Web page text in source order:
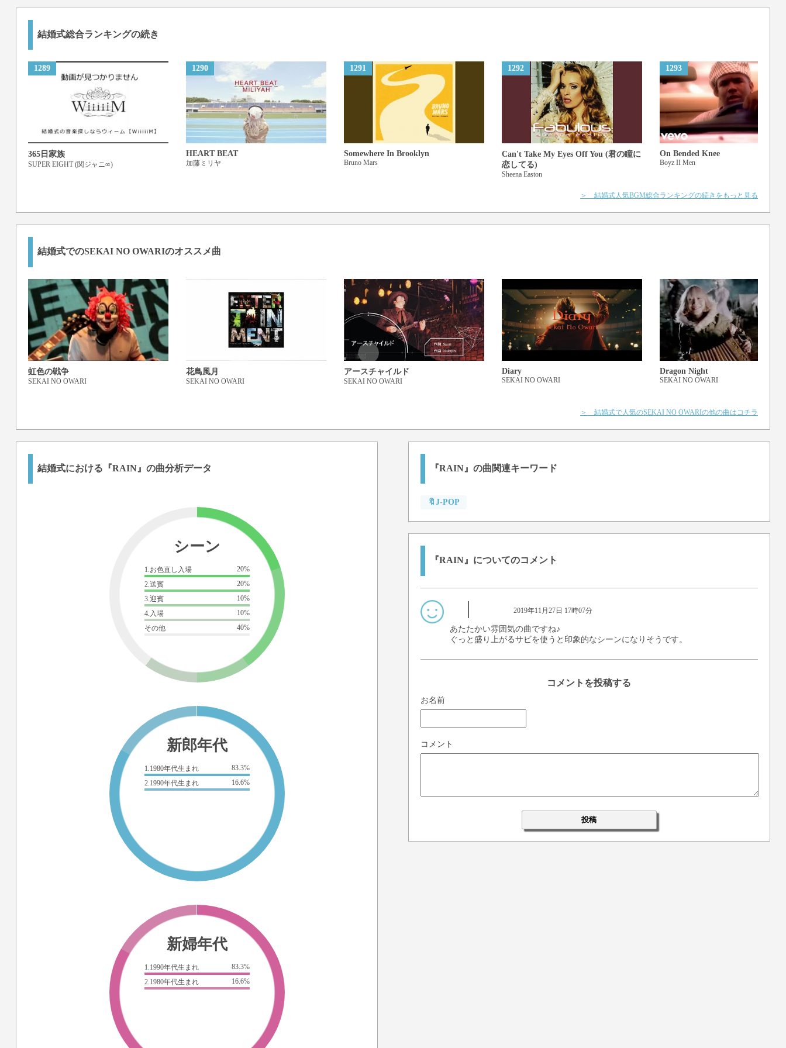
きっともう大丈夫
結婚式総合ランキングの続き
1289
365日家族
SUPER EIGHT (関ジャニ∞)
1290
HEART BEAT
加藤ミリヤ
1291
Somewhere In Brooklyn
Bruno Mars
1292
Can't Take My Eyes Off You (君の瞳に
恋してる)
Sheena Easton
1293
On Bended Knee
Boyz II Men
＞ 結婚式人気BGM総合ランキングの続きをもっと見る
結婚式でのSEKAI NO OWARIのオススメ曲
虹色の戦争
SEKAI NO OWARI
花鳥風月
SEKAI NO OWARI
アースチャイルド
SEKAI NO OWARI
Diary
SEKAI NO OWARI
Dragon Night
SEKAI NO OWARI
＞ 結婚式で人気のSEKAI NO OWARIの他の曲はコチラ
結婚式における『RAIN』の曲分析データ
シーン
1.お色直し入場
20%
2.送賓
20%
3.迎賓
10%
4.入場
10%
その他
40%
新郎年代
1.1980年代生まれ
83.3%
2.1990年代生まれ
16.6%
新婦年代
1.1990年代生まれ
83.3%
2.1980年代生まれ
16.6%
『RAIN』の曲関連キーワード
🔖J-POP
『RAIN』についてのコメント
2019年11月27日 17時07分
あたたかい雰囲気の曲ですね♪
ぐっと盛り上がるサビを使うと印象的なシーンになりそうです。
コメントを投稿する
お名前
コメント